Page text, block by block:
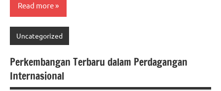
Read more
Uncategorized
Perkembangan Terbaru dalam Perdagangan
Internasional